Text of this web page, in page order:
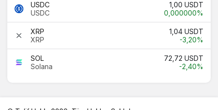
USDC
USDC
1,00 USDT
0,000000%
XRP
XRP
1,04 USDT
-3,20%
SOL
Solana
72,72 USDT
-2,40%